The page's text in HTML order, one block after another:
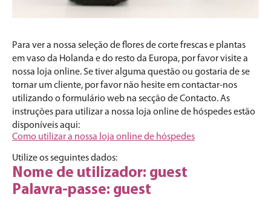
Para ver a nossa seleção de flores de corte frescas e plantas
em vaso da Holanda e do resto da Europa, por favor visite a
nossa loja online. Se tiver alguma questão ou gostaria de se
tornar um cliente, por favor não hesite em contactar-nos
utilizando o formulário web na secção de Contacto. As
instruções para utilizar a nossa loja online de hóspedes estão
disponíveis aqui:
Como utilizar a nossa loja online de hóspedes
Utilize os seguintes dados:
Nome de utilizador: guest
Palavra-passe: guest